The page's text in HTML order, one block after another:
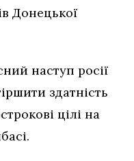
Донецької
наступ росії
здатність
цілі на